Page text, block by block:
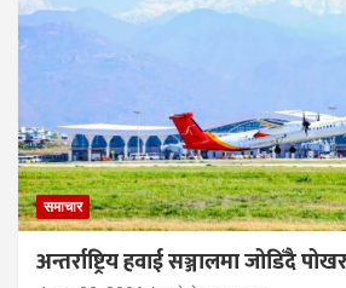
समाचार
अन्तर्राष्ट्रिय हवाई सञ्जालमा जोडिँदै